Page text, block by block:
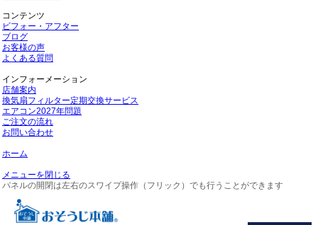
コンテンツ
ビフォー・アフター
ブログ
お客様の声
よくある質問
インフォーメーション
店舗案内
換気扇フィルター定期交換サービス
エアコン2027年問題
ご注文の流れ
お問い合わせ
ホーム
メニューを閉じる
パネルの開閉は左右のスワイプ操作（フリック）でも行うことができます